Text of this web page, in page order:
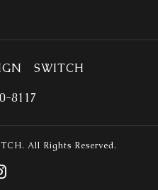
SWITCH
8117
. All Rights Reserved.